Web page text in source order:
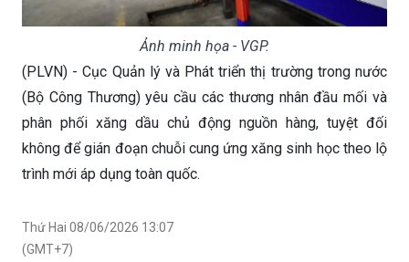
Ảnh minh họa - VGP.
(PLVN) - Cục Quản lý và Phát triển thị trường trong nước
(Bộ Công Thương) yêu cầu các thương nhân đầu mối và
phân phối xăng dầu chủ động nguồn hàng, tuyệt đối
không để gián đoạn chuỗi cung ứng xăng sinh học theo lộ
trình mới áp dụng toàn quốc.
Thứ Hai 08/06/2026 13:07
(GMT+7)